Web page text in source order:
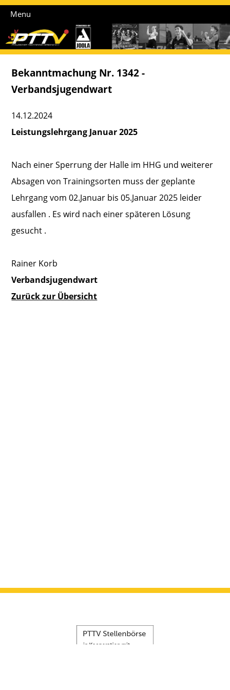
Menu
Bekanntmachung Nr. 1342 -
Verbandsjugendwart
14.12.2024
Leistungslehrgang Januar 2025
Nach einer Sperrung der Halle im HHG und weiterer
Absagen von Trainingsorten muss der geplante
Lehrgang vom 02.Januar bis 05.Januar 2025 leider
ausfallen . Es wird nach einer späteren Lösung
gesucht .
Rainer Korb
Verbandsjugendwart
Zurück zur Übersicht